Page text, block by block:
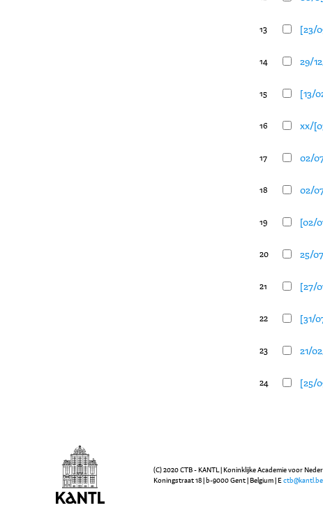
13 [23/
14 29/
15 [13/
16 xx/
17 02/
18 02/
19 [02/
20 25/
21 [27/
22 [31/
23 21/
24 [25/
(C) 2020 CTB - KANTL | Koninklijke Academie voor
Koningstraat 18 | b-9000 Gent | Belgium | Ectb@kantl.be